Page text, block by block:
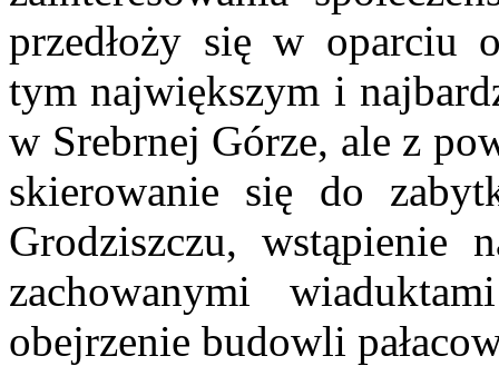
przedłoży się w oparciu
tym największym i
w Srebrnej Górze, ale z
skierowanie się do
Grodziszczu, wstąpienie
zachowanymi
obejrzenie budowli